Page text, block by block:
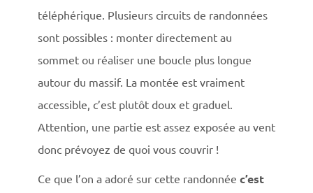
téléphérique. Plusieurs circuits de randonnées
sont possibles : monter directement au
sommet ou réaliser une boucle plus longue
autour du massif. La montée est vraiment
accessible, c’est plutôt doux et graduel.
Attention, une partie est assez exposée au vent
donc prévoyez de quoi vous couvrir !
Ce que l’on a adoré sur cette randonnée c’est